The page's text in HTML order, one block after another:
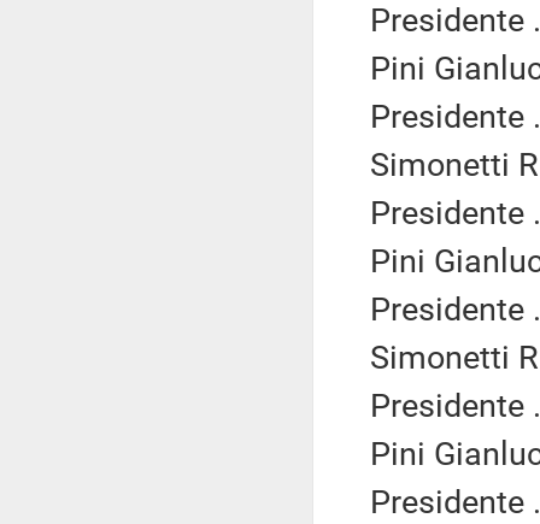
Presidente
Pini
Presidente
Simonetti
Presidente
Pini
Presidente
Simonetti
Presidente
Pini
Presidente